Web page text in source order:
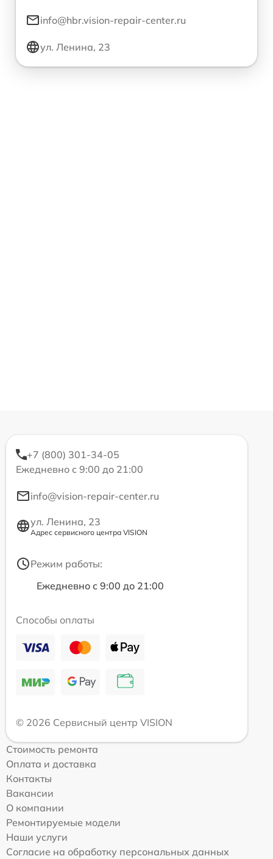
info@hbr.vision-repair-center.ru
ул. Ленина, 23
+7 (800) 301-34-05
Ежедневно с 9:00 до 21:00
info@vision-repair-center.ru
ул. Ленина, 23
Адрес сервисного центра VISION
Режим работы:
Ежедневно с 9:00 до 21:00
Способы оплаты
© 2026 Сервисный центр VISION
Стоимость ремонта
Оплата и доставка
Контакты
Вакансии
О компании
Ремонтируемые модели
Наши услуги
Согласие на обработку персональных данных